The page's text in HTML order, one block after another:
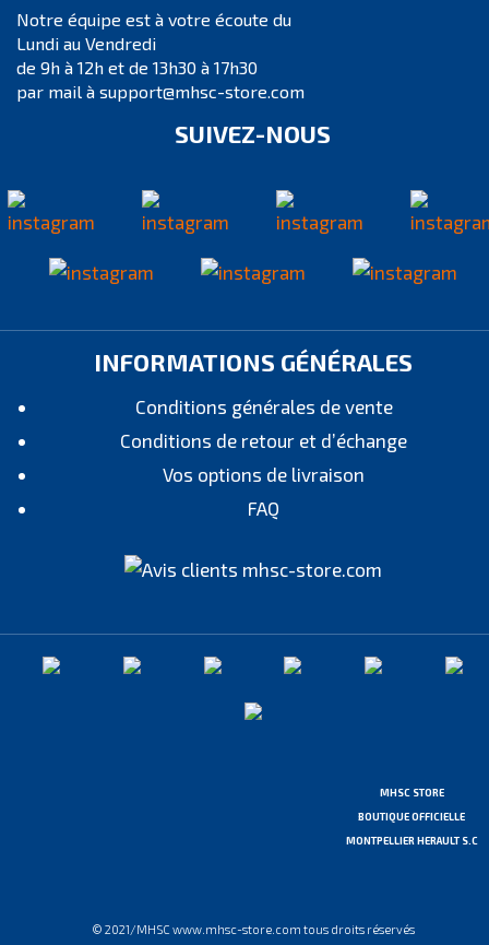
Notre équipe est à votre écoute du
Lundi au Vendredi
de 9h à 12h et de 13h30 à 17h30
par mail à support@mhsc-store.com
SUIVEZ-NOUS
INFORMATIONS GÉNÉRALES
Conditions générales de vente
Conditions de retour et d’échange
Vos options de livraison
FAQ
MHSC STORE
BOUTIQUE OFFICIELLE
MONTPELLIER HERAULT S.C
© 2021/MHSC www.mhsc-store.com tous droits réservés